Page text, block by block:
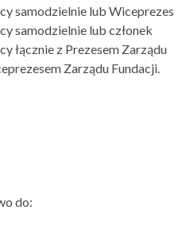
samodzielnie lub Wiceprezes
samodzielnie lub członek
łącznie z Prezesem Zarządu
Zarządu Fundacji.
do: